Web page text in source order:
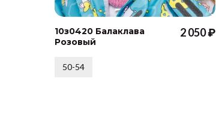
10з0420 Балаклава
Розовый
2 050 ₽
50-54